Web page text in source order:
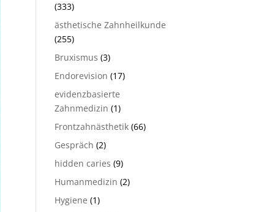
(333)
ästhetische Zahnheilkunde
(255)
Bruxismus (3)
Endorevision (17)
evidenzbasierte
Zahnmedizin (1)
Frontzahnästhetik (66)
Gespräch (2)
hidden caries (9)
Humanmedizin (2)
Hygiene (1)